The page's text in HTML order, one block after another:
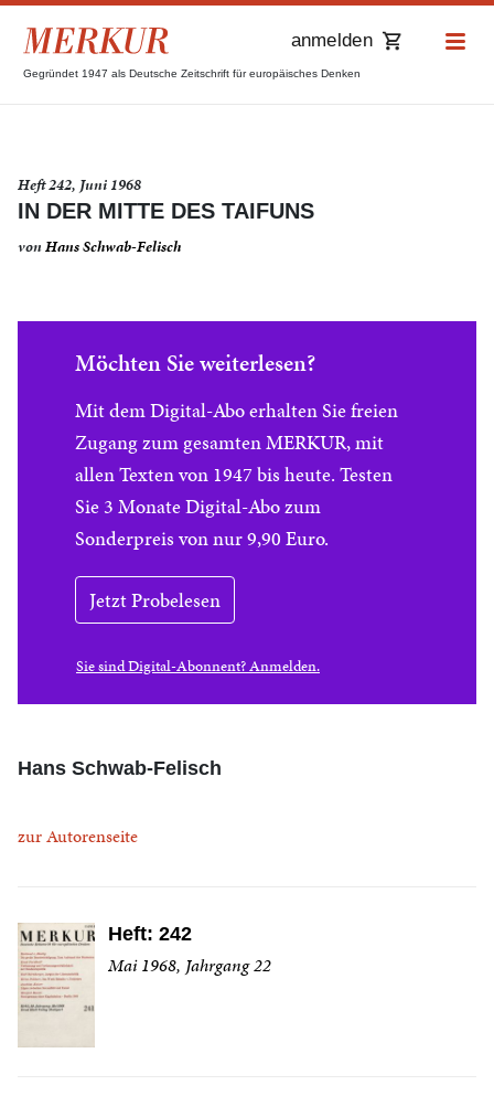
Gegründet 1947 als Deutsche Zeitschrift für europäisches Denken
anmelden
Heft 242, Juni 1968
IN DER MITTE DES TAIFUNS
vonHans Schwab-Felisch
Möchten Sie weiterlesen?
Mit dem Digital-Abo erhalten Sie freien
Zugang zum gesamten MERKUR, mit
allen Texten von 1947 bis heute. Testen
Sie 3 Monate Digital-Abo zum
Sonderpreis von nur 9,90 Euro.
Jetzt Probelesen
Sie sind Digital-Abonnent? Anmelden.
Hans Schwab-Felisch
zur Autorenseite
Heft: 242
Mai 1968, Jahrgang 22